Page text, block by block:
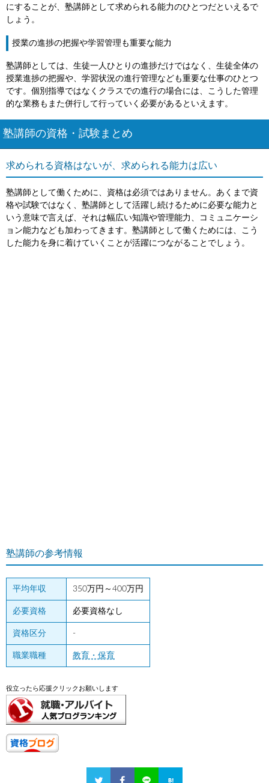
にすることが、塾講師として求められる能力のひとつだといえるで
しょう。
授業の進捗の把握や学習管理も重要な能力
塾講師としては、生徒一人ひとりの進捗だけではなく、生徒全体の
授業進捗の把握や、学習状況の進行管理なども重要な仕事のひとつ
です。個別指導ではなくクラスでの進行の場合には、こうした管理
的な業務もまた併行して行っていく必要があるといえます。
塾講師の資格・試験まとめ
求められる資格はないが、求められる能力は広い
塾講師として働くために、資格は必須ではありません。あくまで資
格や試験ではなく、塾講師として活躍し続けるために必要な能力と
いう意味で言えば、それは幅広い知識や管理能力、コミュニケーシ
ョン能力なども加わってきます。塾講師として働くためには、こう
した能力を身に着けていくことが活躍につながることでしょう。
塾講師の参考情報
平均年収 350万円～400万円
必要資格 必要資格なし
資格区分 -
職業職種 教育・保育
役立ったら応援クリックお願いします